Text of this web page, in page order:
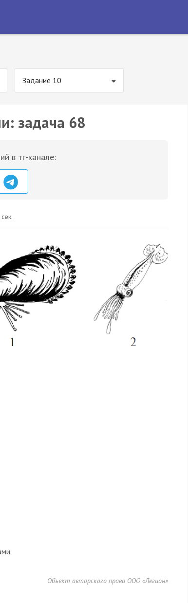
Задание 10
задача 68
в тг-канале:
Объект авторского права ООО «Легион»